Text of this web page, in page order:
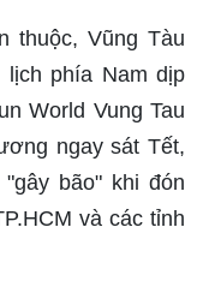
thuộc, Vũng Tàu
phía Nam dịp
World Vung Tau
ngay sát Tết,
bão" khi đón
và các tỉnh